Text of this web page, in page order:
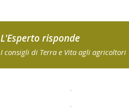
L'Esperto risponde
I consigli di Terra e Vita agli agricoltori